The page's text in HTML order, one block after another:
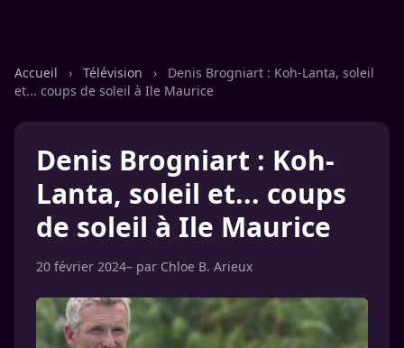
Accueil › Télévision ›
Denis Brogniart : Koh-Lanta, soleil
et... coups de soleil à Ile Maurice
Denis Brogniart : Koh-
Lanta, soleil et... coups
de soleil à Ile Maurice
20 février 2024– par Chloe B. Arieux